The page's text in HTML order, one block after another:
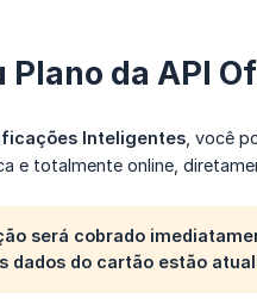
da API
Inteligentes , você
e totalmente online,
será cobrado
dados do cartão estão